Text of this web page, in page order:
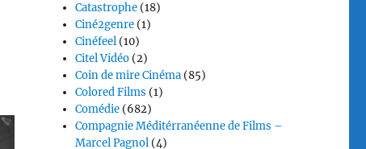
Catastrophe (18)
Ciné2genre (1)
Cinéfeel (10)
Citel Vidéo (2)
Coin de mire Cinéma (85)
Colored Films (1)
Comédie (682)
Compagnie Méditérranéenne de Films –
Marcel Pagnol (4)